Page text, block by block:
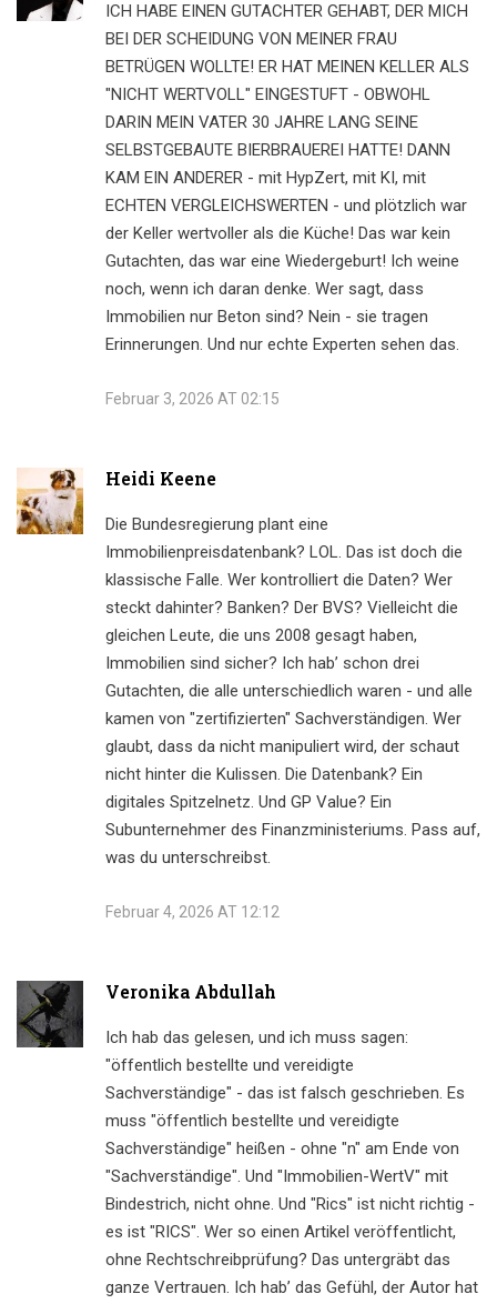
ICH HABE EINEN GUTACHTER GEHABT, DER MICH
BEI DER SCHEIDUNG VON MEINER FRAU
BETRÜGEN WOLLTE! ER HAT MEINEN KELLER ALS
"NICHT WERTVOLL" EINGESTUFT - OBWOHL
DARIN MEIN VATER 30 JAHRE LANG SEINE
SELBSTGEBAUTE BIERBRAUEREI HATTE! DANN
KAM EIN ANDERER - mit HypZert, mit KI, mit
ECHTEN VERGLEICHSWERTEN - und plötzlich war
der Keller wertvoller als die Küche! Das war kein
Gutachten, das war eine Wiedergeburt! Ich weine
noch, wenn ich daran denke. Wer sagt, dass
Immobilien nur Beton sind? Nein - sie tragen
Erinnerungen. Und nur echte Experten sehen das.
Februar 3, 2026 AT 02:15
Heidi Keene
Die Bundesregierung plant eine
Immobilienpreisdatenbank? LOL. Das ist doch die
klassische Falle. Wer kontrolliert die Daten? Wer
steckt dahinter? Banken? Der BVS? Vielleicht die
gleichen Leute, die uns 2008 gesagt haben,
Immobilien sind sicher? Ich hab’ schon drei
Gutachten, die alle unterschiedlich waren - und alle
kamen von "zertifizierten" Sachverständigen. Wer
glaubt, dass da nicht manipuliert wird, der schaut
nicht hinter die Kulissen. Die Datenbank? Ein
digitales Spitzelnetz. Und GP Value? Ein
Subunternehmer des Finanzministeriums. Pass auf,
was du unterschreibst.
Februar 4, 2026 AT 12:12
Veronika Abdullah
Ich hab das gelesen, und ich muss sagen:
"öffentlich bestellte und vereidigte
Sachverständige" - das ist falsch geschrieben. Es
muss "öffentlich bestellte und vereidigte
Sachverständige" heißen - ohne "n" am Ende von
"Sachverständige". Und "Immobilien-WertV" mit
Bindestrich, nicht ohne. Und "Rics" ist nicht richtig -
es ist "RICS". Wer so einen Artikel veröffentlicht,
ohne Rechtschreibprüfung? Das untergräbt das
ganze Vertrauen. Ich hab’ das Gefühl, der Autor hat